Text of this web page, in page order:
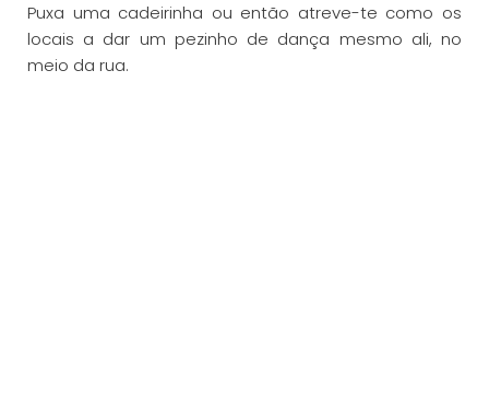
Puxa uma cadeirinha ou então atreve-te como os
locais a dar um pezinho de dança mesmo ali, no
meio da rua.